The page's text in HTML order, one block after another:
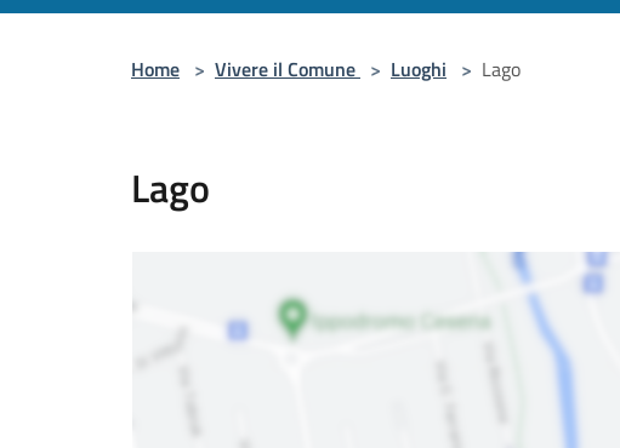
Home > Vivere il Comune > Luoghi > Lago
Lago